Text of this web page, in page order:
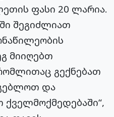
ფასი 20 ლარია.
შეგიძლიათ
მიიღებთ
გექნებათ
და